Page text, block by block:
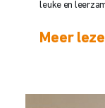
leuke en
Meer